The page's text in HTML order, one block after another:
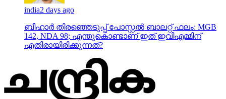
india2 days ago
ബീഹാർ തിരഞ്ഞെടുപ്പ് പോസ്റ്റൽ ബാലറ്റ് ഫലം: MGB
142, NDA 98; എന്തുകൊണ്ടാണ് ഇത് ഇവിഎമ്മിന്
എതിരായിരിക്കുന്നത്?